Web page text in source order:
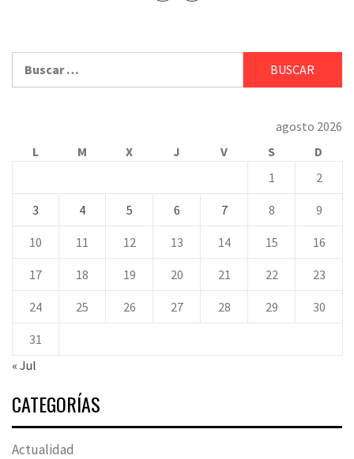
agosto 2026
L
M X J V S
D
1
2
3 4 5 6 7 8 9
10 11 12 13 14 15 16
17 18 19 20 21 22 23
24 25 26 27 28 29 30
31
« Jul
CATEGORÍAS
Actualidad